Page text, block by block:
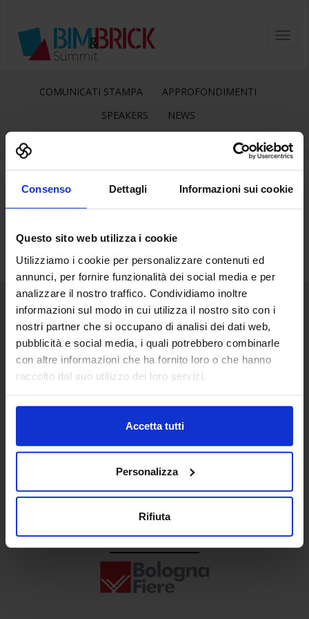
Consenso Dettagli Informazioni sui cookie
Questo sito web utilizza i cookie
Utilizziamo i cookie per personalizzare contenuti ed
annunci, per fornire funzionalità dei social media e per
analizzare il nostro traffico. Condividiamo inoltre
informazioni sul modo in cui utilizza il nostro sito con i
nostri partner che si occupano di analisi dei dati web,
pubblicità e social media, i quali potrebbero combinarle
con altre informazioni che ha fornito loro o che hanno
raccolto dal suo utilizzo dei loro servizi.
Accetta tutti
Personalizza
Rifiuta
COMUNICATI STAMPA
APPROFONDIMENTI
SPEAKERS
NEWS
Senaf srl
+ 39 02.332039460
Progetto e direzione